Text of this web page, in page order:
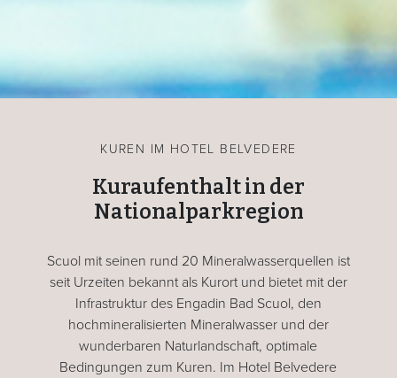
KUREN IM HOTEL BELVEDERE
Kuraufenthalt in der
Nationalparkregion
Scuol mit seinen rund 20 Mineralwasserquellen ist
seit Urzeiten bekannt als Kurort und bietet mit der
Infrastruktur des Engadin Bad Scuol, den
hochmineralisierten Mineralwasser und der
wunderbaren Naturlandschaft, optimale
Bedingungen zum Kuren. Im Hotel Belvedere